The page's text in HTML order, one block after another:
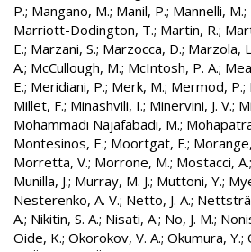
P.; Mangano, M.; Manil, P.; Mannelli, M.;
Marriott-Dodington, T.; Martin, R.;
E.; Marzani, S.; Marzocca, D.; Marzola,
A.; McCullough, M.; McIntosh, P. A.;
E.; Meridiani, P.; Merk, M.; Mermod, P.;
Millet, F.; Minashvili, I.; Minervini, J. V.;
Mohammadi Najafabadi, M.;
Montesinos, E.; Moortgat, F.;
Morretta, V.; Morrone, M.; Mostacci, A.;
Munilla, J.; Murray, M. J.; Muttoni, Y.;
Nesterenko, A. V.; Netto, J. A.;
A.; Nikitin, S. A.; Nisati, A.; No, J. M.;
Oide, K.; Okorokov, V. A.; Okumura, Y.;